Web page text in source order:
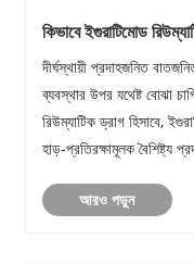
কিভাবে ইগুরাটিমোড
দীর্ঘস্থায়ী প্রদাহজনিত
ব্যবস্থার উপর যথেষ্ট বোঝা
রিউম্যাটিক ড্রাগ হিসাবে,
হাড়-প্রতিরক্ষামূলক বৈশিষ্ট্য
আরও পড়ুন